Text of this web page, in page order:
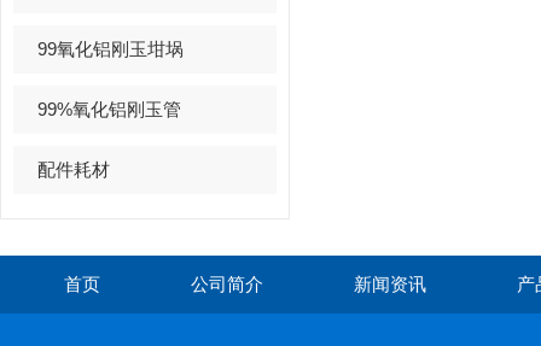
99氧化铝刚玉坩埚
99%氧化铝刚玉管
配件耗材
首页 公司简介 新闻资讯 产